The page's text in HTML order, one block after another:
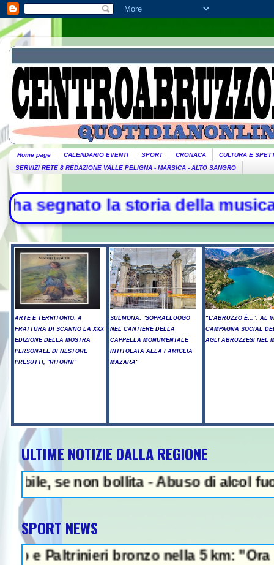
Home page CALENDARIO EVENTI SPORT CRONACA
CULTURA E
SERVIZI RETE 8 REDAZIONE VALLE PELIGNA - MARSICA - ALTO SANGRO
storia della musica -
ARTE E TERRITORIO: A
FRATTURA DI SCANNO LA XXX
EDIZIONE DELLA MOSTRA
PERSONALE DI NESTORE
PRESUTTI, "RITORNI"
SULMONA: "SOPRALLUOGO
NEL CANTIERE DELLA
CAPPELLA MONUMENTALE
INTITOLATA ALLA FAMIGLIA
MAZARA"
“L’ABRUZZO È…”, AL
CAMPAGNA SOCIAL
AGLI ABRUZZESI NEL
ULTIME NOTIZIE DALLA REGIONE
non bollita - Abuso di alcol fuori
SPORT NEWS
bronzo nella 5 km: "Ora ci
NEWS IN